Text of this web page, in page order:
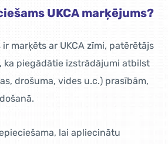
UKCA marķējums?
marķēts ar UKCA zīmi, patērētājs
ka piegādātie izstrādājumi atbilst
drošuma, vides u.c.) prasībām,
lai apliecinātu